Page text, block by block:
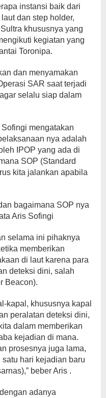
instansi baik dari
dan step holder,
khususnya yang
kegiatan yang
Toronipa.
dan menyamakan
SAR saat terjadi
selalu siap dalam
mengatakan
nya adalah
IPOP yang ada di
SOP (Standard
kita jalankan apabila
bagaimana SOP nya
Aris Sofingi
selama ini pihaknya
memberikan
di laut karena para
deteksi dini, salah
Beacon).
kapal, khususnya kapal
peralatan deteksi dini,
dalam memberikan
kejadian di mana.
prosesnya juga lama,
hari kejadian baru
beber Aris .
adanya